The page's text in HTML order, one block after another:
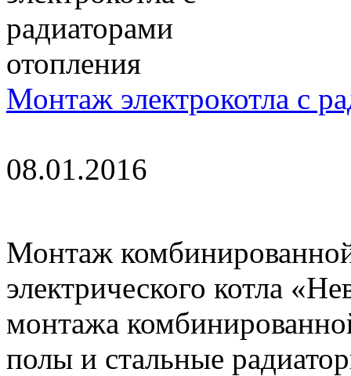
Монтаж электрокотла с
08.01.2016
Монтаж
электрического котла
монтажа
полы и стальные